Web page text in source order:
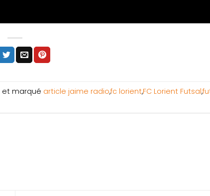
et marqué article jaime radio,fc lorient,FC Lorient Futsal,